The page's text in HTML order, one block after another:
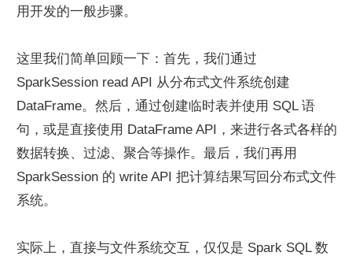
用开发的一般步骤。
这里我们简单回顾一下：首先，我们通过
SparkSession read API 从分布式文件系统创建
DataFrame。然后，通过创建临时表并使用 SQL 语
句，或是直接使用 DataFrame API，来进行各式各样的
数据转换、过滤、聚合等操作。最后，我们再用
SparkSession 的 write API 把计算结果写回分布式文件
系统。
实际上，直接与文件系统交互，仅仅是 Spark SQL 数